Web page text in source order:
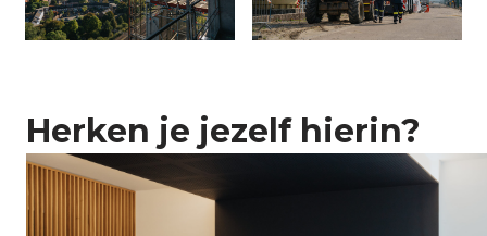
Herken je jezelf hierin?